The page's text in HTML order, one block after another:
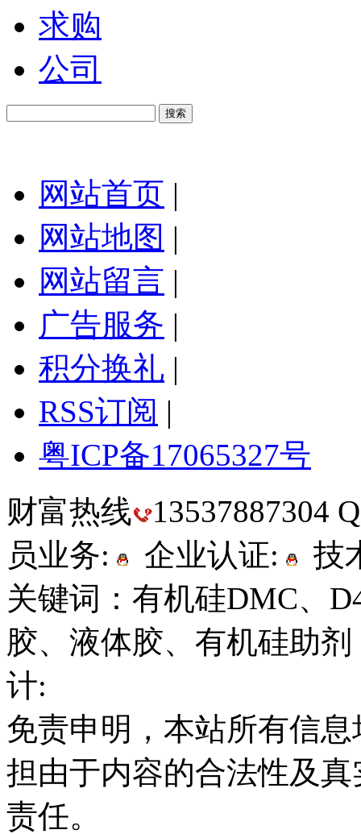
求购
公司
网站首页 |
网站地图 |
网站留言 |
广告服务 |
积分换礼 |
RSS订阅 |
粤ICP备17065327号
财富热线
13537887304
员业务:
企业认证:
技
关键词：有机硅DMC、
胶、液体胶、有机硅助
计:
免责申明，本站所有信
担由于内容的合法性及
责任。